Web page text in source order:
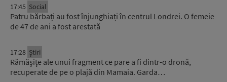
17:45 Social
Patru bărbați au fost înjunghiați în centrul Londrei. O femeie
de 47 de ani a fost arestată
17:28 Știri
Rămășițe ale unui fragment ce pare a fi dintr-o dronă,
recuperate de pe o plajă din Mamaia. Garda…